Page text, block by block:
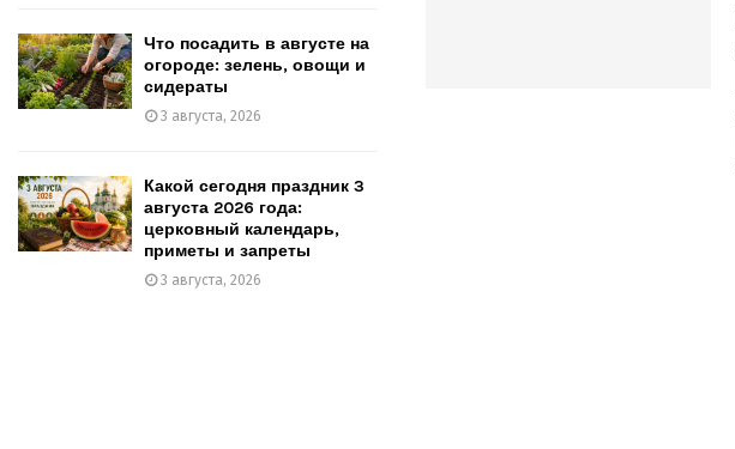
Что посадить в августе на
огороде: зелень, овощи и
сидераты
3 августа, 2026
Какой сегодня праздник 3
августа 2026 года:
церковный календарь,
приметы и запреты
3 августа, 2026